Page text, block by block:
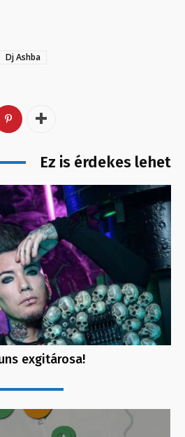
Dj Ashba
Ez is érdekes lehet
exgitárosa!